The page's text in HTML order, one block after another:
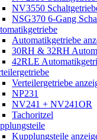
NV3550
NSG370 6-Gang
Automatikgetriebe
30RH & 32RH
42RLE
Verteilergetriebe
NP231
NV241 + NV241OR
Tachoritzel
Kupplungsteile